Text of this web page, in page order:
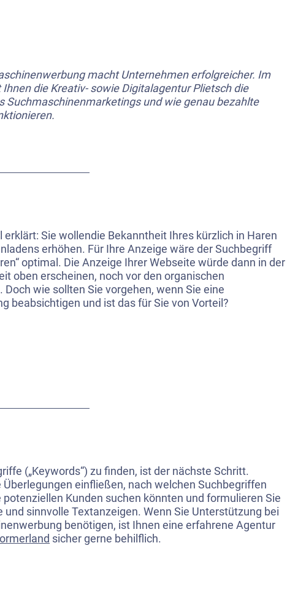
macht Unternehmen erfolgreicher. Im
die Kreativ- sowie Digitalagentur Plietsch die
Suchmaschinenmarketings und wie genau bezahlte
erklärt: Sie wollendie Bekanntheit Ihres kürzlich in Haren
erhöhen. Für Ihre Anzeige wäre der Suchbegriff
optimal. Die Anzeige IhrerWebseite würde dann in der
oben erscheinen, noch vor den organischen
Doch wie sollten Sie vorgehen, wenn Sie eine
beabsichtigen und ist das für Sie von Vorteil?
(„Keywords“) zu finden, ist der nächste Schritt.
Überlegungen einfließen, nach welchen Suchbegriffen
Kunden suchen könnten und formulieren Sie
und sinnvolle Textanzeigen. Wenn Sie Unterstützung bei
benötigen, ist Ihnen eine erfahrene Agentur
sicher gerne behilflich.